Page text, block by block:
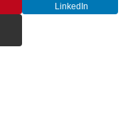
LinkedIn